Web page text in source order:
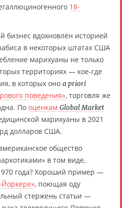
18-
бизнес вдохновлён историей
в некоторых штатах США
марихуаны не только
территориях — кое-где
в которых оно a priori
поведения», торговля же
По оценкам Global Market
марихуаны в 2021
долларов США.
общество
в том виде,
года? Хороший пример —
Йоркере», поющая оду
стержень статьи —